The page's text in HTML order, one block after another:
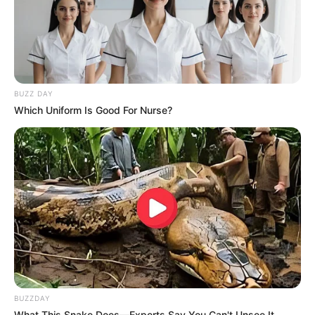
BUZZ DAY
Which Uniform Is Good For Nurse?
BUZZDAY